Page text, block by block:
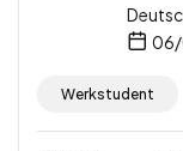
Werkstudent